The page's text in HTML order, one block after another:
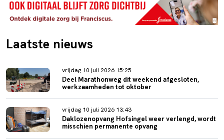
Laatste nieuws
vrijdag 10 juli 2026 15:25
Deel Marathonweg dit weekend afgesloten,
werkzaamheden tot oktober
vrijdag 10 juli 2026 13:43
Daklozenopvang Hofsingel weer verlengd, wordt
misschien permanente opvang